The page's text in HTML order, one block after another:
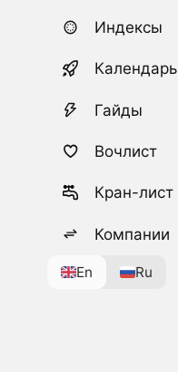
Индексы
Гайды
Вочлист
Кран-лист
Компании
En Ru